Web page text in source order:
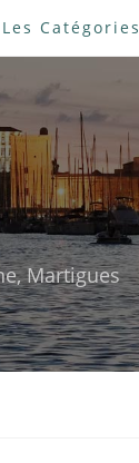
Les Catégories
Martigues